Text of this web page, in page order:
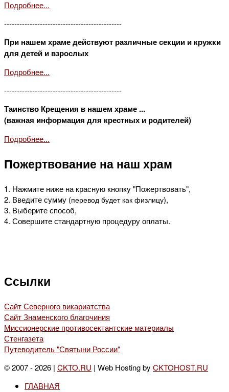
Подробнее...
----------------------------------------------
При нашем храме действуют различные секции и кружки
для детей и взрослых
Подробнее...
----------------------------------------------
Таинство Крещения в нашем храме ...
(важная информация для крестных и родителей)
Подробнее...
Пожертвование на наш храм
1. Нажмите ниже на красную кнопку "Пожертвовать",
2. Введите сумму (перевод будет как физлицу),
3. Выберите способ,
4. Совершите стандартную процедуру оплаты.
Ссылки
Сайт Северного викариатства
Сайт Знаменского благочиния
Миссионерские противосектантские материалы
Стенгазета
Путеводитель "Святыни России"
© 2007 - 2026 | CKTO.RU | Web Hosting by CKTOHOST.RU
ГЛАВНАЯ